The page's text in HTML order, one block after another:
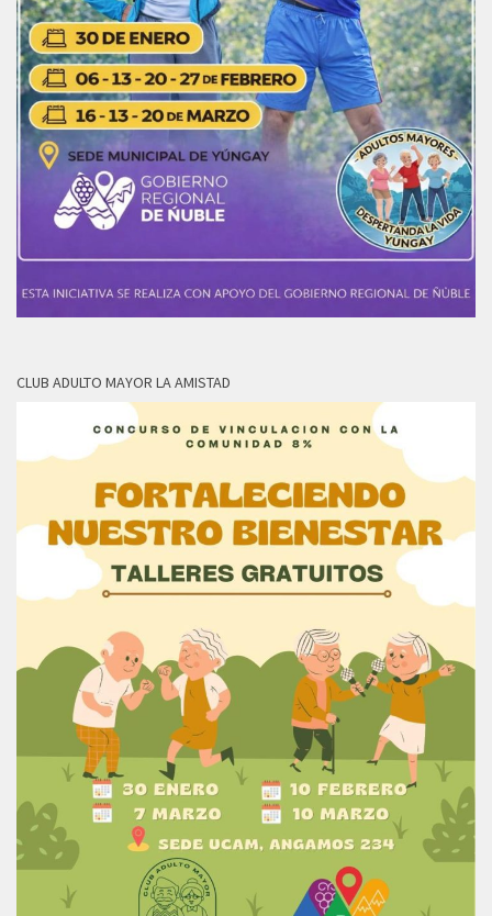
CLUB ADULTO MAYOR LA AMISTAD